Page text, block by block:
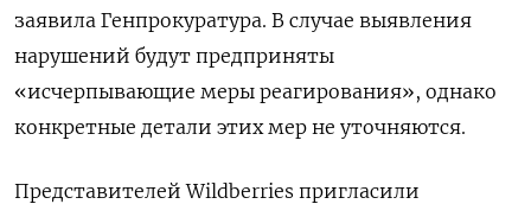
заявила Генпрокуратура. В случае выявления
нарушений будут предприняты
«исчерпывающие меры реагирования», однако
конкретные детали этих мер не уточняются.
Представителей Wildberries пригласили